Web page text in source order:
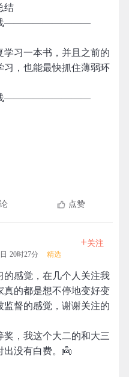
结
—————————
习一本书，并且之前的
习，也能最快抓住薄弱环
—————————
点赞
20时27分 精选
+关注
的感觉，在几个人关注我
真的都是想不停地变好变
督的感觉，谢谢关注的
，我这个大二的和大三
出没有白费。👼